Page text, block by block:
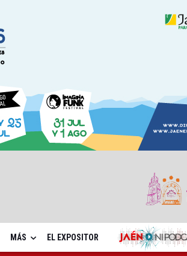
MÁS EL EXPOSITOR